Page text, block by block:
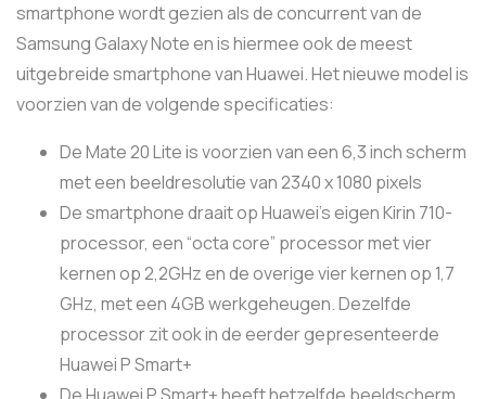
smartphone wordt gezien als de concurrent van de
Samsung Galaxy Note en is hiermee ook de meest
uitgebreide smartphone van Huawei. Het nieuwe model is
voorzien van de volgende specificaties:
De Mate 20 Lite is voorzien van een 6,3 inch scherm
met een beeldresolutie van 2340 x 1080 pixels
De smartphone draait op Huawei’s eigen Kirin 710-
processor, een “octa core” processor met vier
kernen op 2,2GHz en de overige vier kernen op 1,7
GHz, met een 4GB werkgeheugen. Dezelfde
processor zit ook in de eerder gepresenteerde
Huawei P Smart+